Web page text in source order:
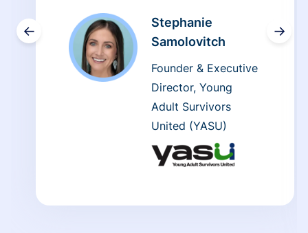
←
Stephanie
Samolovitch
Founder & Executive
Director, Young
Adult Survivors
United (YASU)
→